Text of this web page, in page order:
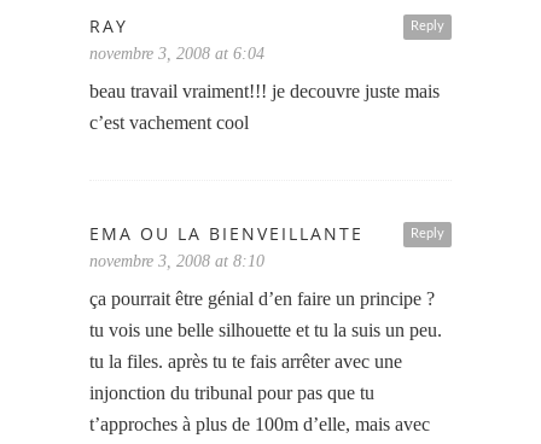
Reply
RAY
novembre 3, 2008 at 6:04
beau travail vraiment!!! je decouvre juste mais
c’est vachement cool
Reply
EMA OU LA BIENVEILLANTE
novembre 3, 2008 at 8:10
ça pourrait être génial d’en faire un principe ?
tu vois une belle silhouette et tu la suis un peu.
tu la files. après tu te fais arrêter avec une
injonction du tribunal pour pas que tu
t’approches à plus de 100m d’elle, mais avec